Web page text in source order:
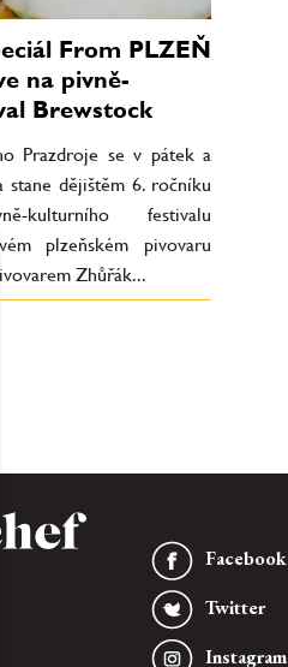
From PLZEŇ
na pivně-
Brewstock
Prazdroje se v pátek a
dějištěm 6. ročníku
kulturního festivalu
plzeňském pivovaru
Zhůřák...
Facebook
Twitter
Instagram